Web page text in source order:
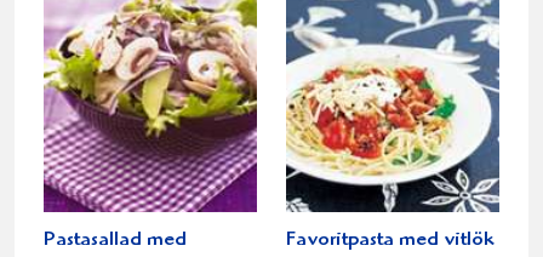
Pastasallad med
Favoritpasta med vitlök